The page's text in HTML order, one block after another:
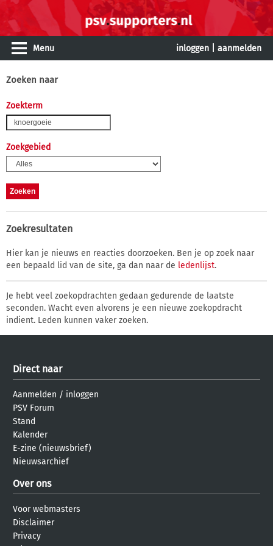
Menu inloggen aanmelden
Zoeken naar
Zoekterm
Zoekgebied
Zoekresultaten
Hier kan je nieuws en reacties doorzoeken. Ben je op zoek naar
een bepaald lid van de site, ga dan naar de ledenlijst.
Je hebt veel zoekopdrachten gedaan gedurende de laatste
seconden. Wacht even alvorens je een nieuwe zoekopdracht
indient. Leden kunnen vaker zoeken.
Direct naar
Aanmelden / inloggen
PSV Forum
Stand
Kalender
E-zine (nieuwsbrief)
Nieuwsarchief
Over ons
Voor webmasters
Disclaimer
Privacy